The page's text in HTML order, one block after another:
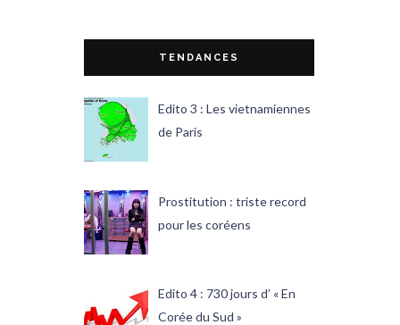
TENDANCES
Edito 3 : Les vietnamiennes
de Paris
Prostitution : triste record
pour les coréens
Edito 4 : 730 jours d’ « En
Corée du Sud »